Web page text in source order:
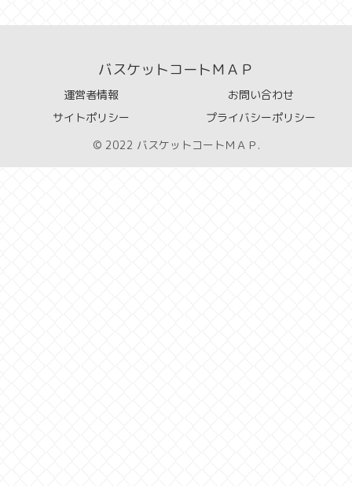
バスケットコートＭＡＰ
運営者情報
お問い合わせ
サイトポリシー
プライバシーポリシー
© 2022 バスケットコートＭＡＰ.